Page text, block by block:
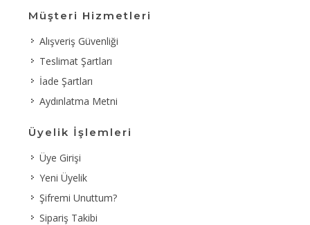
Müşteri Hizmetleri
Alışveriş Güvenliği
Teslimat Şartları
İade Şartları
Aydınlatma Metni
Üyelik İşlemleri
Üye Girişi
Yeni Üyelik
Şifremi Unuttum?
Sipariş Takibi